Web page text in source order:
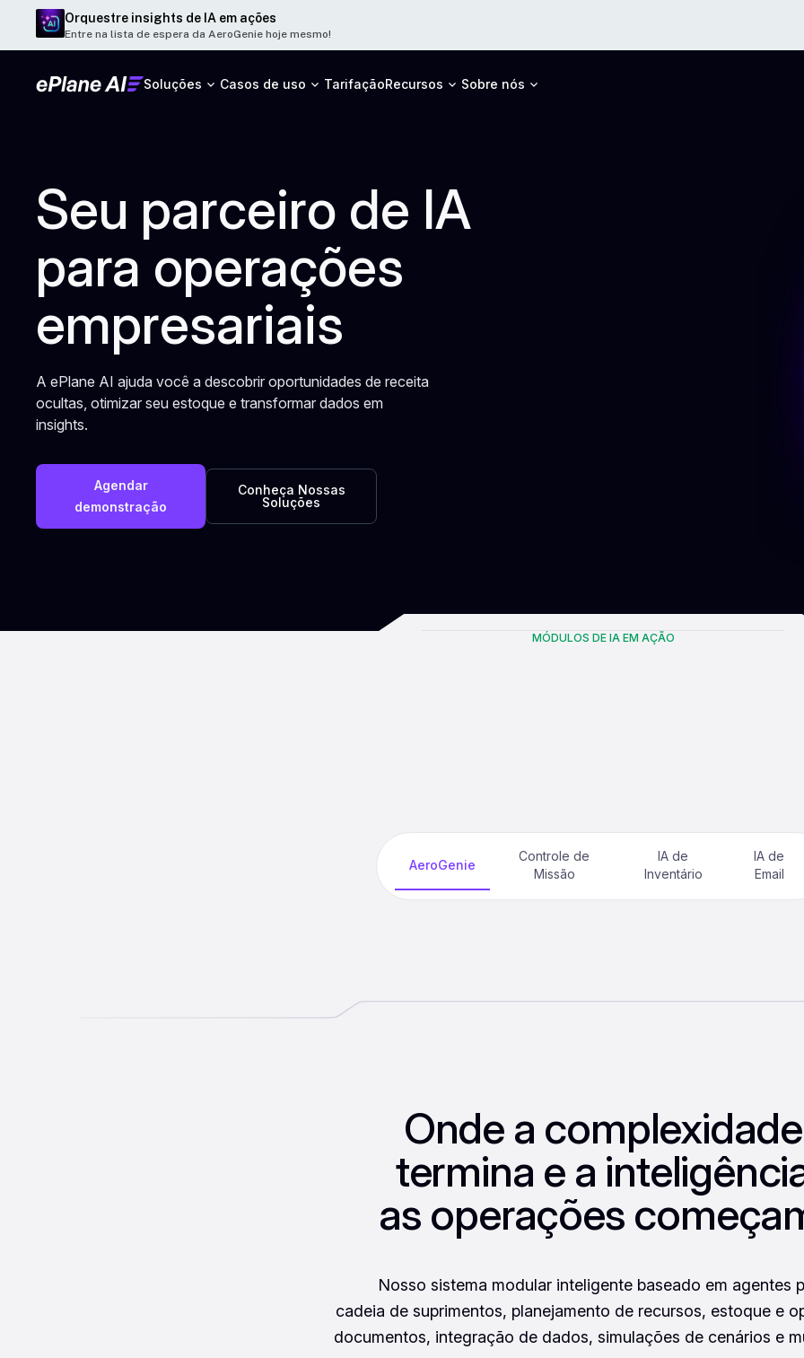
Orquestre insights de IA em ações
Entre na lista de espera da AeroGenie hoje mesmo!
Soluções Casos de uso TarifaçãoRecursos Sobre nós
Seu parceiro de IA
para operações
empresariais
A ePlane AI ajuda você a descobrir oportunidades de receita
ocultas, otimizar seu estoque e transformar dados em
insights.
Agendar
demonstração
Conheça Nossas
Soluções
MÓDULOS DE IA EM AÇÃO
AeroGenie
Controle de
Missão
IA de
Inventário
IA de
Email
Onde a complexidade
termina e a
as operações
Nosso sistema modular inteligente baseado em agentes
cadeia de suprimentos, planejamento de recursos, estoque e
documentos, integração de dados, simulações de cenários e